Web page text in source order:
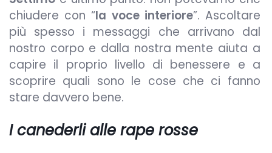
chiudere con “la voce interiore”. Ascoltare
più spesso i messaggi che arrivano dal
nostro corpo e dalla nostra mente aiuta a
capire il proprio livello di benessere e a
scoprire quali sono le cose che ci fanno
stare davvero bene.
I canederli alle rape rosse